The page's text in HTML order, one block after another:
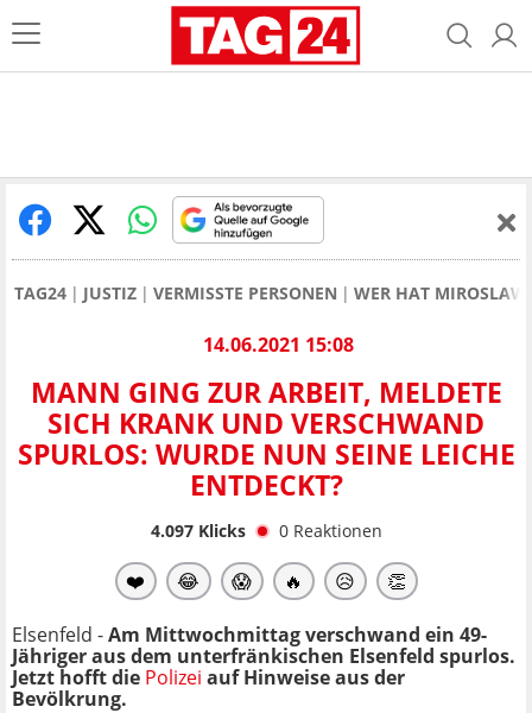
TAG24 JUSTIZ VERMISSTE PERSONEN WER HAT MIROSLAW
14.06.2021 15:08
MANN GING ZUR ARBEIT, MELDETE
SICH KRANK UND VERSCHWAND
SPURLOS: WURDE NUN SEINE LEICHE
ENTDECKT?
4.097Klicks 0 Reaktionen
❤️ 😂 😱 🔥 😥 👏
Elsenfeld -Am Mittwochmittag verschwand ein 49-
Jähriger aus dem unterfränkischen Elsenfeld spurlos.
Jetzt hofft die Polizei auf Hinweise aus der
Bevölkrung.